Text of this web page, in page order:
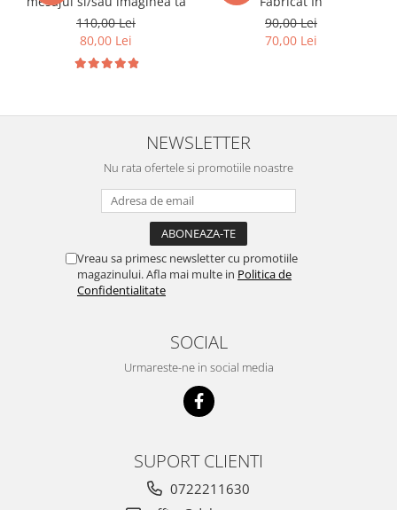
110,00 Lei
80,00 Lei
90,00 Lei
70,00 Lei
NEWSLETTER
Nu rata ofertele si promotiile noastre
Vreau sa primesc newsletter cu promotiile
magazinului. Afla mai multe in Politica de
Confidentialitate
SOCIAL
Urmareste-ne in social media
SUPORT CLIENTI
0722211630